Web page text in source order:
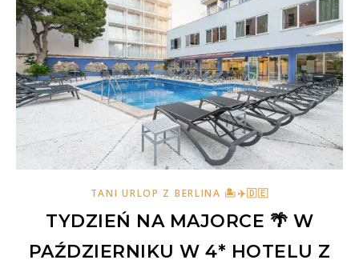
TANI URLOP Z BERLINA 🏝✈️🇩🇪
TYDZIEŃ NA MAJORCE 🌴 W
PAŹDZIERNIKU W 4* HOTELU Z